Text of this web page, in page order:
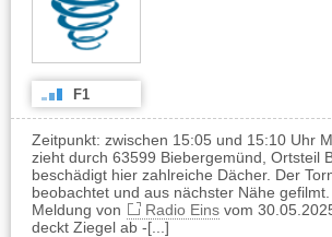
F1
Zeitpunkt: zwischen 15:05 und 15:10 Uhr
zieht durch 63599 Biebergemünd, Ortsteil
beschädigt hier zahlreiche Dächer. Der
beobachtet und aus nächster Nähe
Meldung von
Radio Einsvom
deckt Ziegel ab -[...]